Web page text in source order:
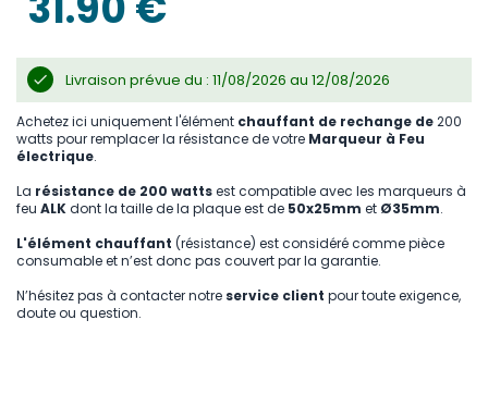
gallery
Livraison prévue du : 11/08/2026 au 12/08/2026
Achetez ici uniquement l'élément chauffant de rechange de200
watts pour remplacer la résistance de votre Marqueur à Feu
électrique.
La résistance de 200 wattsest compatible avec les marqueurs à
feu ALKdont la taille de la plaque est de 50x25mm et Ø35mm.
L'élément chauffant (résistance) est considéré comme pièce
consumable et n’est donc pas couvert par la garantie.
N’hésitez pas à contacter notre service client pour toute exigence,
doute ou question.